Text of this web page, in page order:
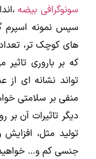
سونوگرافی بیضه
سپس نمونه اسپرم
های کوچک تر،
که بر باروری
تواند نشانه ای از
منفی بر سلامتی
دیگر تاثیرات آن
تولید مثل،
جنسی کم و…